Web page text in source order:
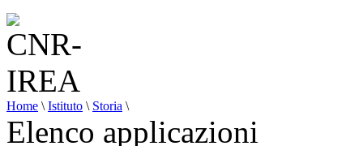
Home \ Istituto \ Storia \
Elenco applicazioni